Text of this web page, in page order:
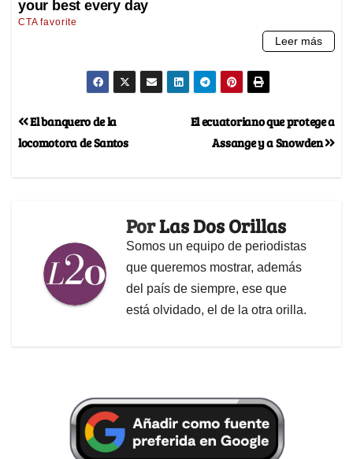
El ecuatoriano que protege a
Assange y a Snowden
El banquero de la
locomotora de Santos
PorLas Dos Orillas
Somos un equipo de periodistas
que queremos mostrar, además
del país de siempre, ese que
está olvidado, el de la otra orilla.